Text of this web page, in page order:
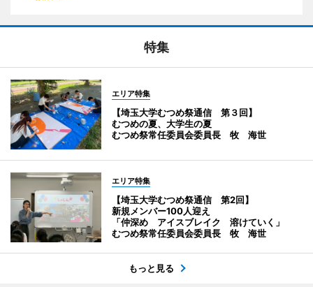
特集
エリア特集
【埼玉大学むつめ祭通信 第３回】
むつめの夏、大学生の夏
むつめ祭常任委員会委員長 牧 海世
エリア特集
【埼玉大学むつめ祭通信 第2回】
新規メンバー100人迎え
「仲深め アイスブレイク 溶けていく」
むつめ祭常任委員会委員長 牧 海世
もっと見る